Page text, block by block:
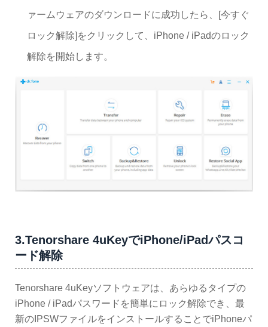
ァームウェアのダウンロードに成功したら、[今すぐ
ロック解除]をクリックして、iPhone / iPadのロック
解除を開始します。
3.Tenorshare 4uKeyでiPhone/iPadパスコ
ード解除
Tenorshare 4uKeyソフトウェアは、あらゆるタイプの
iPhone / iPadパスワードを簡単にロック解除でき、最
新のIPSWファイルをインストールすることでiPhoneパ